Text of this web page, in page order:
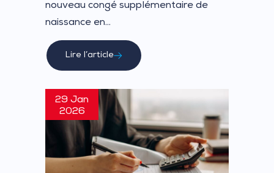
nouveau congé supplémentaire de
naissance en...
Lire l’article
29 Jan
2026